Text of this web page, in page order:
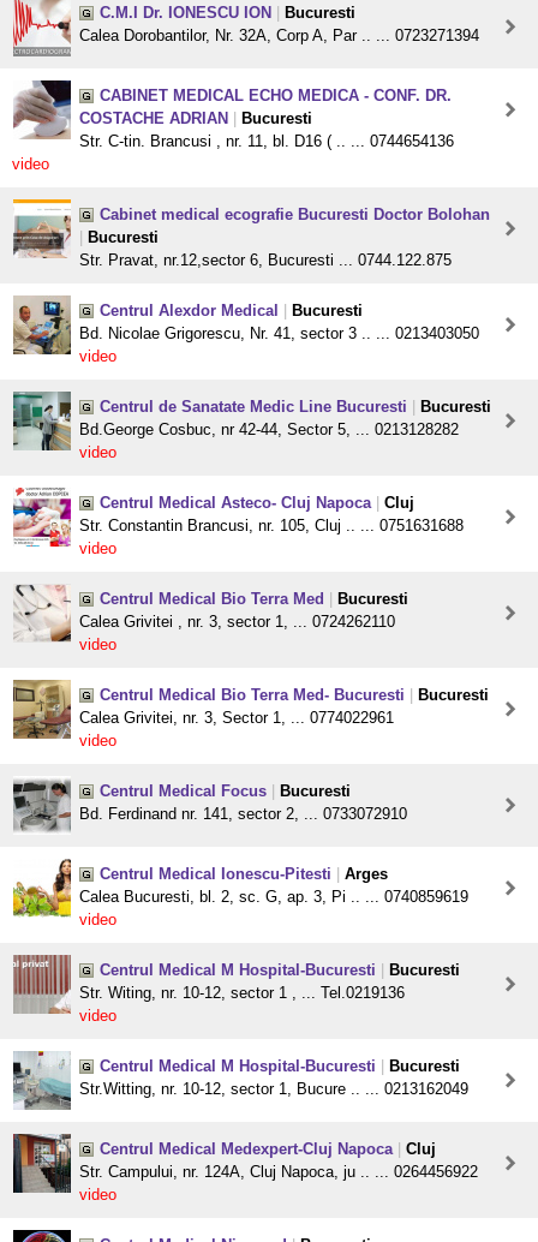
C.M.I Dr. IONESCU ION
Bucuresti
Calea Dorobantilor, Nr. 32A, Corp A, Par .. ... 0723271394
CABINET MEDICAL ECHO MEDICA - CONF. DR.
COSTACHE ADRIAN
Bucuresti
Str. C-tin. Brancusi , nr. 11, bl. D16 ( .. ... 0744654136
video
Cabinet medical ecografie Bucuresti Doctor Bolohan
Bucuresti
Str. Pravat, nr.12,sector 6, Bucuresti ... 0744.122.875
Centrul Alexdor Medical
Bucuresti
Bd. Nicolae Grigorescu, Nr. 41, sector 3 .. ... 0213403050
video
Centrul de Sanatate Medic Line Bucuresti
Bucuresti
Bd.George Cosbuc, nr 42-44, Sector 5, ... 0213128282
video
Centrul Medical Asteco- Cluj Napoca
Cluj
Str. Constantin Brancusi, nr. 105, Cluj .. ... 0751631688
video
Centrul Medical Bio Terra Med
Bucuresti
Calea Grivitei , nr. 3, sector 1, ... 0724262110
video
Centrul Medical Bio Terra Med- Bucuresti
Bucuresti
Calea Grivitei, nr. 3, Sector 1, ... 0774022961
video
Centrul Medical Focus
Bucuresti
Bd. Ferdinand nr. 141, sector 2, ... 0733072910
Centrul Medical Ionescu-Pitesti
Arges
Calea Bucuresti, bl. 2, sc. G, ap. 3, Pi .. ... 0740859619
video
Centrul Medical M Hospital-Bucuresti
Bucuresti
Str. Witing, nr. 10-12, sector 1 , ... Tel.0219136
video
Centrul Medical M Hospital-Bucuresti
Bucuresti
Str.Witting, nr. 10-12, sector 1, Bucure .. ... 0213162049
Centrul Medical Medexpert-Cluj Napoca
Cluj
Str. Campului, nr. 124A, Cluj Napoca, ju .. ... 0264456922
video